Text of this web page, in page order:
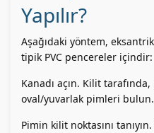
Yapılır?
Aşağıdaki yöntem,
tipik PVC pencereler içindir:
Kanadı açın. Kilit
oval/yuvarlak pimleri bulun.
Pimin kilit noktasını